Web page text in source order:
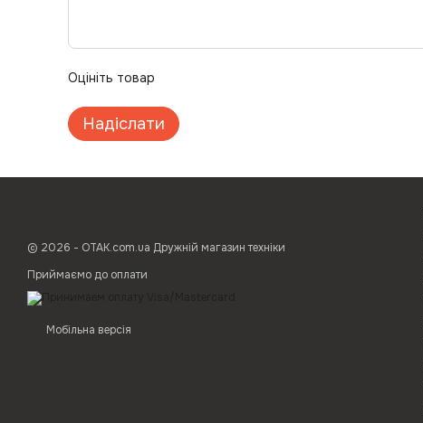
Оцініть товар
Надіслати
© 2026 - ОТАК.com.ua Дружній магазин техніки
Приймаємо до оплати
Мобільна версія